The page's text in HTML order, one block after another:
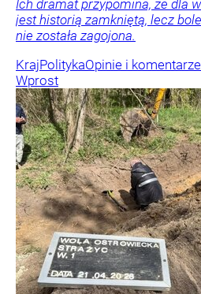
Ich dramat przypomina, że dla
jest historią zamkniętą, lecz
nie została zagojona.
KrajPolitykaOpinie i komentarze
Wprost